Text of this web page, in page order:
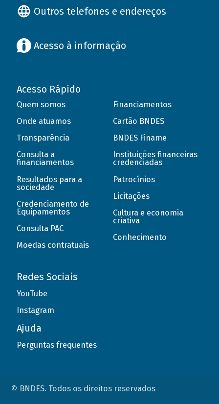
Outros telefones e endereços
Acesso à informação
Acesso Rápido
Quem somos
Onde atuamos
Transparência
Consulta a
financiamentos
Resultados para a
sociedade
Credenciamento de
Equipamentos
Consulta PAC
Moedas contratuais
Financiamentos
Cartão BNDES
BNDES Finame
Instituições financeiras
credenciadas
Patrocínios
Licitações
Cultura e economia
criativa
Conhecimento
Redes Sociais
YouTube
Instagram
Ajuda
Perguntas frequentes
© BNDES. Todos os direitos reservados